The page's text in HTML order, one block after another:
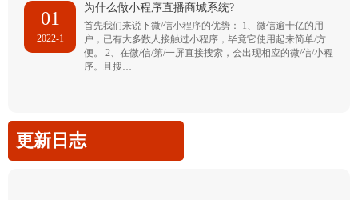
01
2022-1
为什么做小程序直播商城系统?
首先我们来说下微/信小程序的优势： 1、微信逾十亿的用
户，已有大多数人接触过小程序，毕竟它使用起来简单/方
便。 2、在微/信/第/一屏直接搜索，会出现相应的微/信/小程
序。且搜…
更新日志